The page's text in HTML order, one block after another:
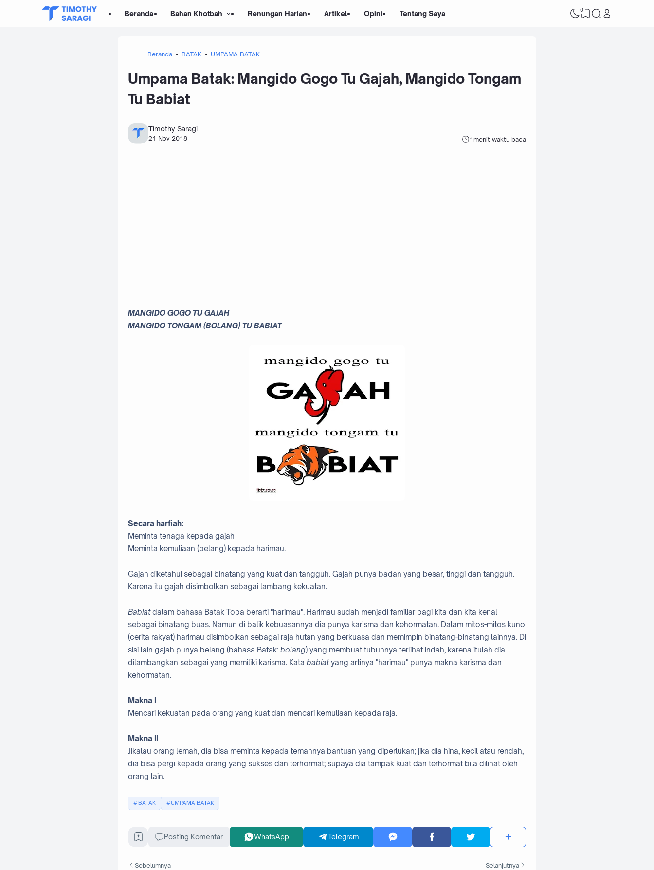
Beranda Bahan Khotbah Renungan Harian Artikel Opini Tentang Saya 0
Beranda BATAK UMPAMA BATAK
Umpama Batak: Mangido Gogo Tu Gajah, Mangido Tongam
Tu Babiat
Timothy Saragi
21 Nov 2018 1menit waktu baca
MANGIDO GOGO TU GAJAH
MANGIDO TONGAM (BOLANG) TU BABIAT
Secara harfiah:
Meminta tenaga kepada gajah
Meminta kemuliaan (belang) kepada harimau.
Gajah diketahui sebagai binatang yang kuat dan tangguh. Gajah punya badan yang besar, tinggi dan tangguh.
Karena itu gajah disimbolkan sebagai lambang kekuatan.
Babiatdalam bahasa Batak Toba berarti "harimau". Harimau sudah menjadi familiar bagi kita dan kita kenal
sebagai binatang buas. Namun di balik kebuasannya dia punya karisma dan kehormatan. Dalam mitos-mitos kuno
(cerita rakyat) harimau disimbolkan sebagai raja hutan yang berkuasa dan memimpin binatang-binatang lainnya. Di
sisi lain gajah punya belang (bahasa Batak: bolang) yang membuat tubuhnya terlihat indah, karena itulah dia
dilambangkan sebagai yang memiliki karisma. Kata babiatyang artinya "harimau" punya makna karisma dan
kehormatan.
Makna I
Mencari kekuatan pada orang yang kuat dan mencari kemuliaan kepada raja.
Makna II
Jikalau orang lemah, dia bisa meminta kepada temannya bantuan yang diperlukan; jika dia hina, kecil atau rendah,
dia bisa pergi kepada orang yang sukses dan terhormat; supaya dia tampak kuat dan terhormat bila dilihat oleh
orang lain.
BATAK UMPAMA BATAK
Posting Komentar WhatsApp Telegram
Sebelumnya Selanjutnya